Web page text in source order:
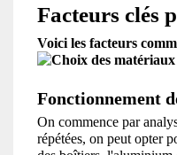
Facteurs clés
Voici les facteurs
Fonctionnement
On commence par
répétées, on peut opter